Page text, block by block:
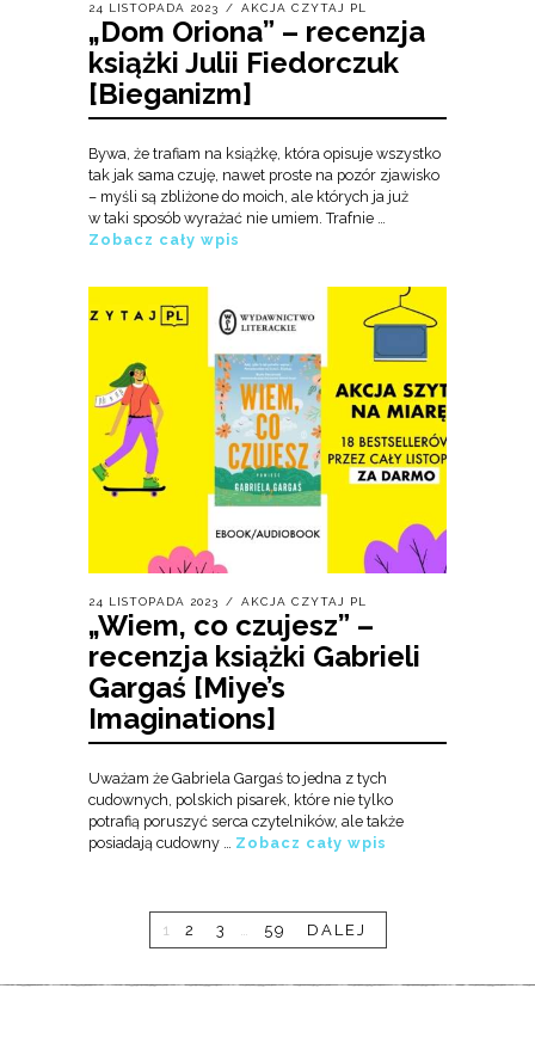
24 LISTOPADA 2023 AKCJA CZYTAJ PL
„Dom Oriona” – recenzja
książki Julii Fiedorczuk
[Bieganizm]
Bywa, że trafiam na książkę, która opisuje wszystko
tak jak sama czuję, nawet proste na pozór zjawisko
– myśli są zbliżone do moich, ale których ja już
w taki sposób wyrażać nie umiem. Trafnie …
Zobacz cały wpis
24 LISTOPADA 2023 AKCJA CZYTAJ PL
„Wiem, co czujesz” –
recenzja książki Gabrieli
Gargaś [Miye’s
Imaginations]
Uważam że Gabriela Gargaś to jedna z tych
cudownych, polskich pisarek, które nie tylko
potrafią poruszyć serca czytelników, ale także
posiadają cudowny … Zobacz cały wpis
1 2 3 … 59 DALEJ